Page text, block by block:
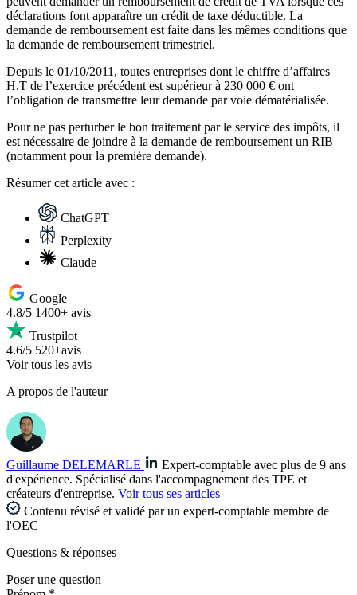
déclarations font apparaître un crédit de taxe déductible. La
demande de remboursement est faite dans les mêmes conditions que
la demande de remboursement trimestriel.
Depuis le 01/10/2011, toutes entreprises dont le chiffre d’affaires
H.T de l’exercice précédent est supérieur à 230 000 € ont
l’obligation de transmettre leur demande par voie dématérialisée.
Pour ne pas perturber le bon traitement par le service des impôts, il
est nécessaire de joindre à la demande de remboursement un RIB
(notamment pour la première demande).
Résumercet article avec :
ChatGPT
Perplexity
Claude
Google
4.8/5 1400+ avis
Trustpilot
4.6/5 520+avis
Voir tous les avis
A propos de l'auteur
Guillaume DELEMARLE
Expert-comptable avec plus de 9 ans
d'expérience. Spécialisé dans l'accompagnement des TPE et
créateurs d'entreprise. Voir tous ses articles
Contenu révisé et validé par un expert-comptable membre de
l'OEC
Questions & réponses
Poser une question